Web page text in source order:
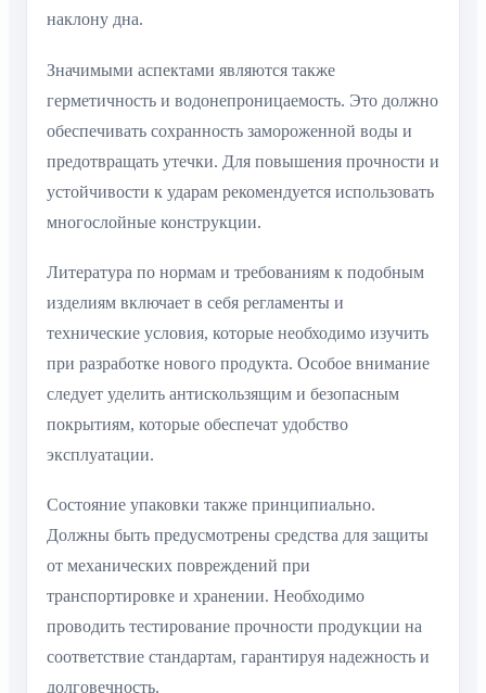
наклону дна.
Значимыми аспектами являются также
герметичность и водонепроницаемость. Это должно
обеспечивать сохранность замороженной воды и
предотвращать утечки. Для повышения прочности и
устойчивости к ударам рекомендуется использовать
многослойные конструкции.
Литература по нормам и требованиям к подобным
изделиям включает в себя регламенты и
технические условия, которые необходимо изучить
при разработке нового продукта. Особое внимание
следует уделить антискользящим и безопасным
покрытиям, которые обеспечат удобство
эксплуатации.
Состояние упаковки также принципиально.
Должны быть предусмотрены средства для защиты
от механических повреждений при
транспортировке и хранении. Необходимо
проводить тестирование прочности продукции на
соответствие стандартам, гарантируя надежность и
долговечность.